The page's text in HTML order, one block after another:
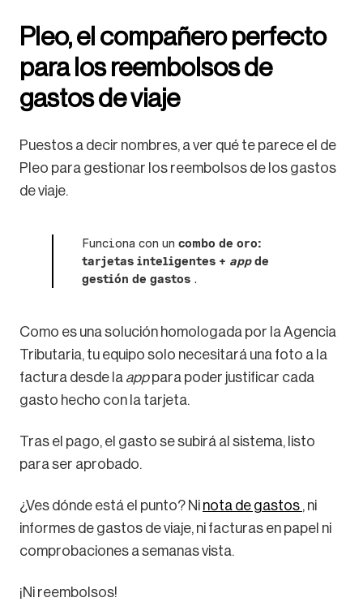
Pleo, el compañero perfecto
para los reembolsos de
gastos de viaje
Puestos a decir nombres, a ver qué te parece el de
Pleo para gestionar los reembolsos de los gastos
de viaje.
Funciona con un combo de oro:
tarjetas inteligentes + appde
gestión de gastos .
Como es una solución homologada por la Agencia
Tributaria, tu equipo solo necesitará una foto a la
factura desde la apppara poder justificar cada
gasto hecho con la tarjeta.
Tras el pago, el gasto se subirá al sistema, listo
para ser aprobado.
¿Ves dónde está el punto? Ni nota de gastos , ni
informes de gastos de viaje, ni facturas en papel ni
comprobaciones a semanas vista.
¡Ni reembolsos!